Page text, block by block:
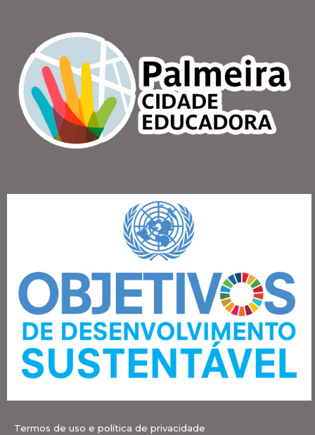
Termos de uso e política de privacidade